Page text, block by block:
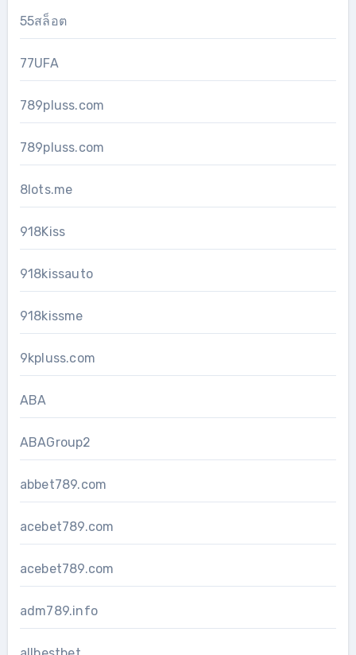
55สล็อต
77UFA
789pluss.com
789pluss.com
8lots.me
918Kiss
918kissauto
918kissme
9kpluss.com
ABA
ABAGroup2
abbet789.com
acebet789.com
acebet789.com
adm789.info